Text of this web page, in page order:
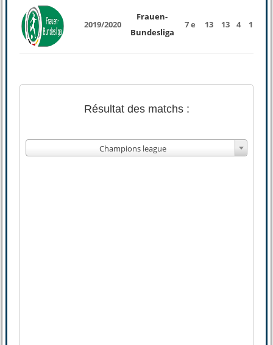
2019/2020
Frauen-
Bundesliga
7 e 13 13 4 1
Résultat des matchs :
Champions league